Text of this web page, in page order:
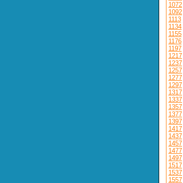
1072
1092
1113
1134
1155
1176
1197
1217
1237
1257
1277
1297
1317
1337
1357
1377
1397
1417
1437
1457
1477
1497
1517
1537
1557